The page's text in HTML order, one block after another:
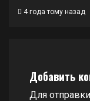
4 года тому назад
Добавить
Для